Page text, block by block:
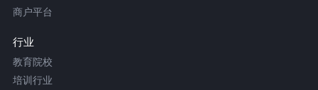
商户平台
行业
教育院校
培训行业